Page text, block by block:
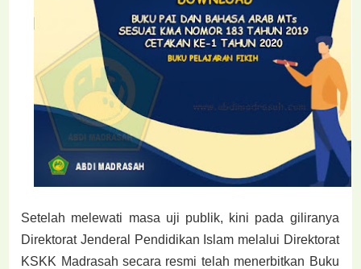
Setelah melewati masa uji publik, kini pada giliranya
Direktorat Jenderal Pendidikan Islam melalui Direktorat
KSKK Madrasah secara resmi telah menerbitkan Buku